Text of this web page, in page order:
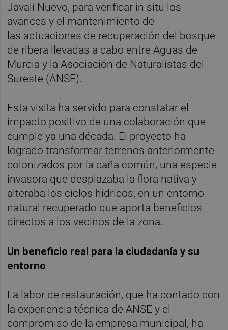
Javalí Nuevo, para verificar in situ los
avances y el mantenimiento de
las actuaciones de recuperación del bosque
de ribera llevadas a cabo entre Aguas de
Murcia y la Asociación de Naturalistas del
Sureste (ANSE).
Esta visita ha servido para constatar el
impacto positivo de una colaboración que
cumple ya una década. El proyecto ha
logrado transformar terrenos anteriormente
colonizados por la caña común, una especie
invasora que desplazaba la flora nativa y
alteraba los ciclos hídricos, en un entorno
natural recuperado que aporta beneficios
directos a los vecinos de la zona.
Un beneficio real para la ciudadanía y su
entorno
La labor de restauración, que ha contado con
la experiencia técnica de ANSE y el
compromiso de la empresa municipal, ha